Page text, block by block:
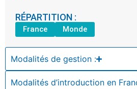
RÉPARTITION :
France Monde
Modalités de gestion :
Modalités d’introduction en